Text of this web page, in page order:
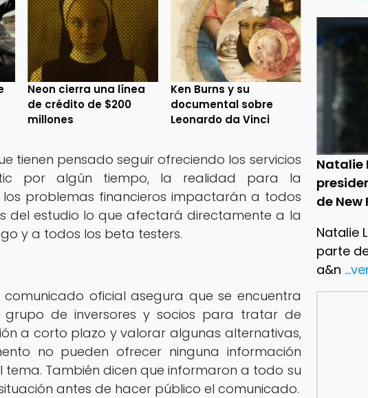
Natalie
de New
Natalie
parte
a&n
Neon cierra una línea
de crédito de $200
millones
Ken Burns y su
documental sobre
Leonardo da Vinci
tienen pensado seguir ofreciendo los servicios
por algún tiempo, la realidad para la
problemas financieros impactarán a todos
del estudio lo que afectará directamente a la
y a todos los beta testers.
comunicado oficial asegura que se encuentra
de inversores y socios para tratar de
a corto plazo y valorar algunas alternativas,
no pueden ofrecer ninguna información
tema. También dicen que informaron a todo su
antes de hacer público el comunicado.